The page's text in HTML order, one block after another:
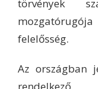
törvények
felelősség.
Az országban